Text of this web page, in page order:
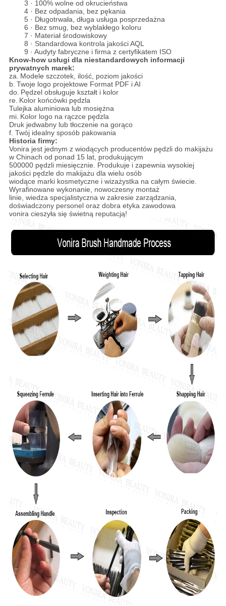
3 · 100% wolne od okrucieństwa
4 · Bez odpadania, bez pękania
5 · Długotrwała, długa usługa posprzedażna
6 · Bez smug, bez wyblakłego koloru
7 · Materiał środowiskowy
8 · Standardowa kontrola jakości AQL
9 · Audyty fabryczne i firma z certyfikatem ISO
Know-how usługi dla niestandardowych informacji
prywatnych marek:
za. Modele szczotek, ilość, poziom jakości
b. Twoje logo projektowe Format PDF i AI
do. Pędzel obsługuje kształt i kolor
re. Kolor końcówki pędzla
Tulejka aluminiowa lub mosiężna
mi. Kolor logo na rączce pędzla
Druk jedwabny lub tłoczenie na gorąco
f. Twój idealny sposób pakowania
Historia firmy:
Vonira jest jednym z wiodących producentów pędzli do makijażu
w Chinach od ponad 15 lat, produkującym
500000 pędzli miesięcznie. Produkuje i zapewnia wysokiej
jakości pędzle do makijażu dla wielu osób
wiodące marki kosmetyczne i wizażystka na całym świecie.
Wyrafinowane wykonanie, nowoczesny montaż
linie, wiedza specjalistyczna w zakresie zarządzania,
doświadczony personel oraz dobra etyka zawodowa
vonira cieszyła się świetną reputacją!